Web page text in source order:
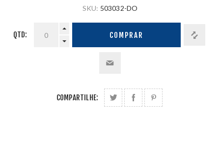
SKU: 503032-DO
QTD: COMPRAR
COMPARTILHE: